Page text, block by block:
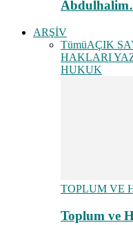
ARŞİV
TümüAÇIK
HAKLARI
HUKUK
TOPLUM VE
Toplum ve